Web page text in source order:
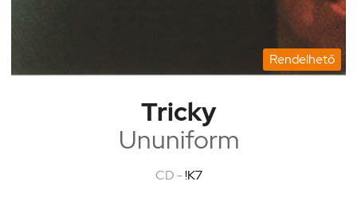
Rendelhető
Tricky
Ununiform
CD -!K7